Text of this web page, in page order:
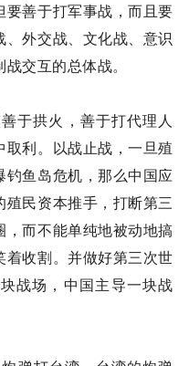
善于打军事战，而且要
外交战、文化战、意识
交互的总体战。
于拱火，善于打代理人
利。以战止战，一旦殖
鱼岛危机，那么中国应
民资本推手，打断第三
，而不能单纯地被动地搞
收割。并做好第三次世
战场，中国主导一块战